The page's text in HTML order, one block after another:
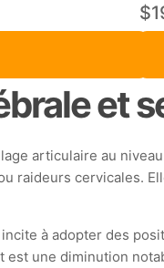
et
articulaire au
raideurs cervicales.
à adopter des
une diminution